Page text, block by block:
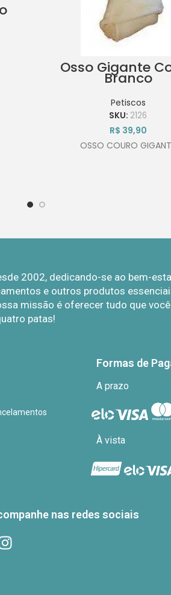
Osso Gigante
Branco
Petiscos
SKU: 2126
R$ 39,90
OSSO COURO
2002, dedicando-se ao bem-
e outros produtos
missão é oferecer tudo que
patas!
Formas de
A prazo
À vista
nas redes sociais